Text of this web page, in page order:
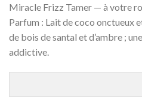
Miracle Frizz Tamer — à votre
Parfum : Lait de coco onctueux
de bois de santal et d’ambre ;
addictive.